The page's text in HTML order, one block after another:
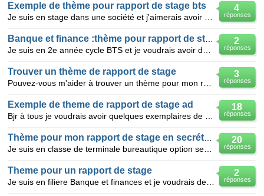
4
réponses
Exemple de thème pour rapport de stage bts
2
réponses
3
réponses
Trouver un thème de rapport de stage
18
réponses
Exemple de theme de rapport de stage ad
20
réponses
2
réponses
Theme pour un rapport de stage